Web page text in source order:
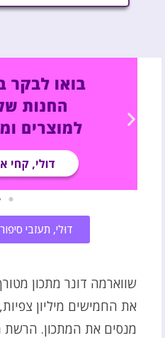
דוּלי, תעזבי
שווארמה דונר מתכון
את החמישים מיליון
מנסים את המתכון. הרשת